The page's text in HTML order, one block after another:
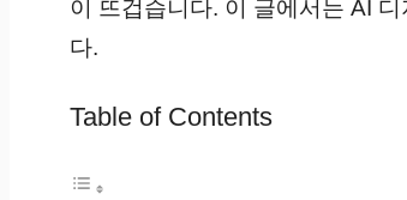
이 뜨겁습니다. 이 글에서는 AI
다.
Table of Contents